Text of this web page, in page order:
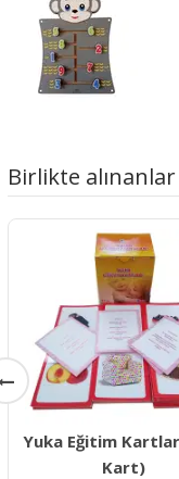
Birlikte alınanlar
Yuka Eğitim
Kart)